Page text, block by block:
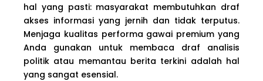
hal yang pasti: masyarakat membutuhkan draf
akses informasi yang jernih dan tidak terputus.
Menjaga kualitas performa gawai premium yang
Anda gunakan untuk membaca draf analisis
politik atau memantau berita terkini adalah hal
yang sangat esensial.